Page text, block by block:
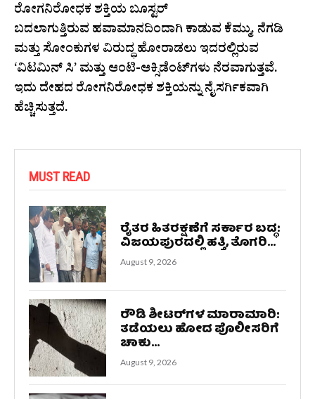
ರೋಗನಿರೋಧಕ ಶಕ್ತಿಯ ಬೂಸ್ಟರ್
ಬದಲಾಗುತ್ತಿರುವ ಹವಾಮಾನದಿಂದಾಗಿ ಕಾಡುವ ಕೆಮ್ಮು, ನೆಗಡಿ
ಮತ್ತು ಸೋಂಕುಗಳ ವಿರುದ್ಧ ಹೋರಾಡಲು ಇದರಲ್ಲಿರುವ
‘ವಿಟಮಿನ್ ಸಿ’ ಮತ್ತು ಆಂಟಿ-ಆಕ್ಸಿಡೆಂಟ್‌ಗಳು ನೆರವಾಗುತ್ತವೆ.
ಇದು ದೇಹದ ರೋಗನಿರೋಧಕ ಶಕ್ತಿಯನ್ನು ನೈಸರ್ಗಿಕವಾಗಿ
ಹೆಚ್ಚಿಸುತ್ತದೆ.
MUST READ
ರೈತರ ಹಿತರಕ್ಷಣೆಗೆ ಸರ್ಕಾರ ಬದ್ಧ:
ವಿಜಯಪುರದಲ್ಲಿ ಹತ್ತಿ, ತೊಗರಿ...
August 9, 2026
ರೌಡಿ ಶೀಟರ್‌ಗಳ ಮಾರಾಮಾರಿ:
ತಡೆಯಲು ಹೋದ ಪೊಲೀಸರಿಗೆ
ಚಾಕು...
August 9, 2026